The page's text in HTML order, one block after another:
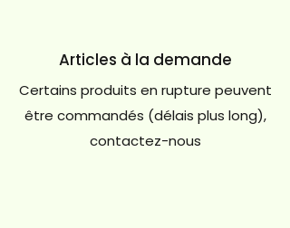
Articles à la demande
Certains produits en rupture peuvent
être commandés (délais plus long),
contactez-nous